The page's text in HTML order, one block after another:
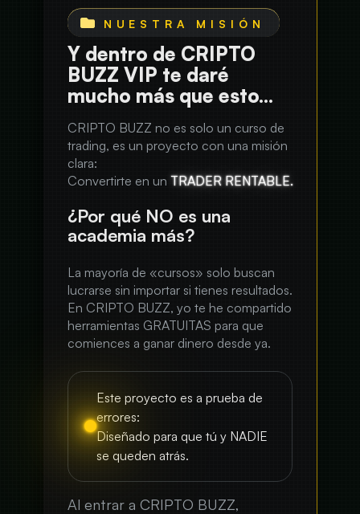
Y dentro de CRIPTO
BUZZ VIP te daré
mucho más que esto...
CRIPTO BUZZ no es solo un curso de
trading, es un proyecto con una misión
clara:
Convertirte en un TRADER RENTABLE.
¿Por qué NO es una
academia más?
La mayoría de «cursos» solo buscan
lucrarse sin importar si tienes resultados.
En CRIPTO BUZZ, yo te he compartido
herramientas GRATUITAS para que
comiences a ganar dinero desde ya.
Este proyecto es a prueba de
errores:
Diseñado para que tú y NADIE
se queden atrás.
Al entrar a CRIPTO BUZZ,